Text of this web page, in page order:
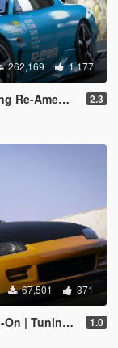
262,169 1,177
| Template] 2.3
67,501 371
| Template] 1.0